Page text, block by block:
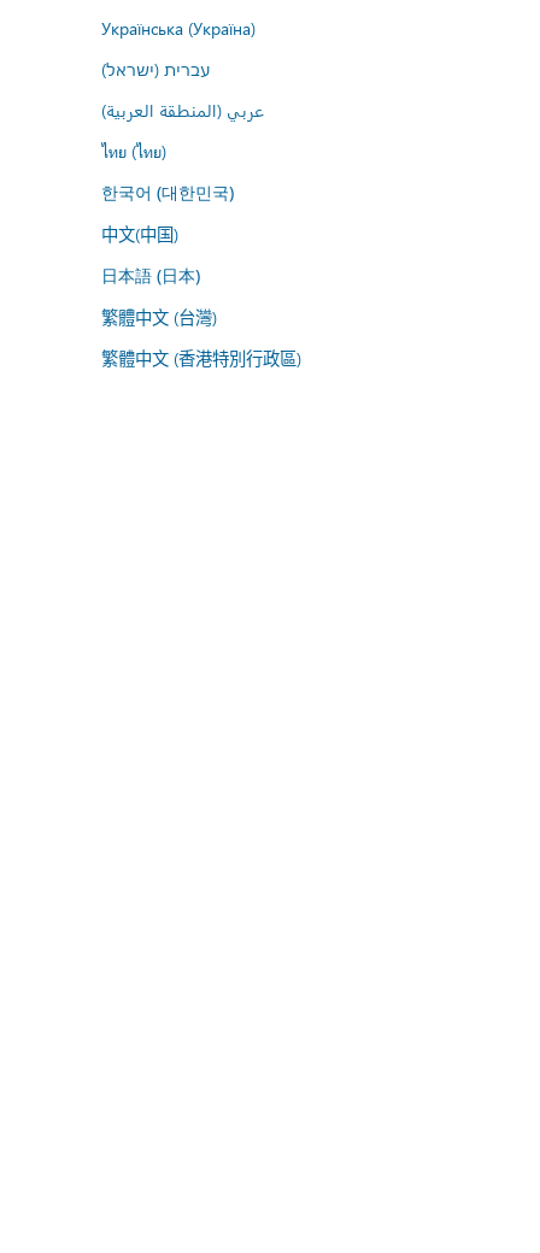
Українська (Україна)
עברית (ישראל)
عربي (المنطقة العربية)
ไทย (ไทย)
한국어 (대한민국)
中文(中国)
日本語 (日本)
繁體中文 (台灣)
繁體中文 (香港特別行政區)